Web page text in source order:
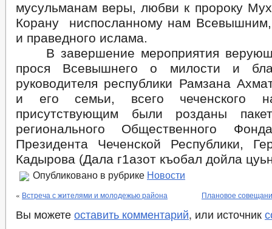
мусульманам веры, любви к пророку
Корану ниспосланному нам Всевышним,
и праведного ислама.
В завершение мероприятия
прося Всевышнего о милости и
руководителя республики Рамзана
и его семьи, всего чеченского
присутствующим были розданы
регионального Общественного
Президента Чеченской Республики,
Кадырова (Дала г1азот къобал дойла
Опубликовано в рубрике Новости
« Встреча с жителями и молодежью района Плановое
Вы можете оставить комментарий, или источник